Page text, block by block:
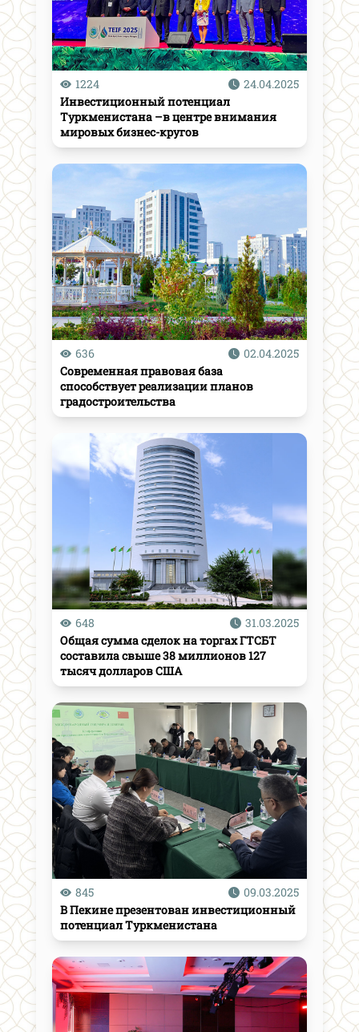
1224
24.04.2025
Инвестиционный потенциал
Туркменистана –в центре внимания
мировых бизнес-кругов
636
02.04.2025
Современная правовая база
способствует реализации планов
градостроительства
648
31.03.2025
Общая сумма сделок на торгах ГТСБТ
составила свыше 38 миллионов 127
тысяч долларов США
845
09.03.2025
В Пекине презентован инвестиционный
потенциал Туркменистана